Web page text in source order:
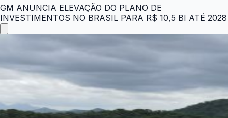
GM ANUNCIA ELEVAÇÃO DO PLANO DE
INVESTIMENTOS NO BRASIL PARA R$ 10,5 BI ATÉ 2028